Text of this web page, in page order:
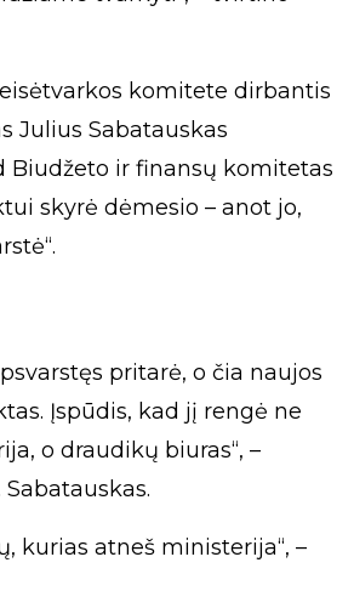
komitete dirbantis
Julius Sabatauskas
Biudžeto ir finansų komitetas
skyrė dėmesio – anot jo,
pritarė, o čia naujos
Įspūdis, kad jį rengė ne
o draudikų biuras“, –
kurias atneš ministerija“, –